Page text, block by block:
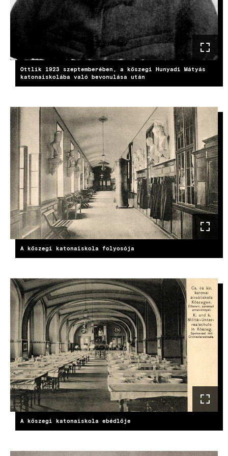
Ottlik 1923 szeptemberében, a kőszegi Hunyadi Mátyás
katonaiskolába való bevonulása után
A kőszegi katonaiskola folyosója
KÉP
A kőszegi katonaiskola ebédlője
KÉP